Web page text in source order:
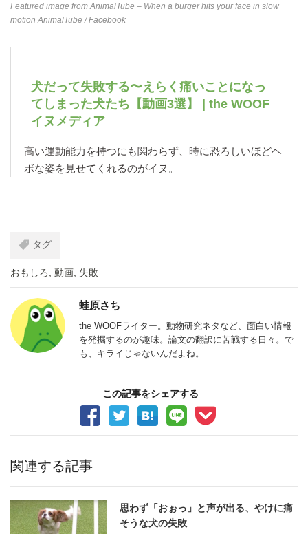
Featured image from AnimalTube – When a burger hits your face in slow
motion AnimalTube / Facebook
犬だって失敗する〜えらく痛いことになっ
てしまった犬たち【動画3選】 | the WOOF
イヌメディア
高い運動能力を持つにも関わらず、時に恐ろしいほどヘ
ボな姿を見せてくれるのがイヌ。
タグ
おもしろ 動画 失敗
蛙原さち
the WOOFライター。動物研究ネタなど、面白い情報
を発掘するのが趣味。論文の翻訳に苦戦する日々。で
も、キライじゃないんだよね。
この記事をシェアする
関連する記事
思わず「おぉっ」と声が出る、やけに痛
そうな犬の失敗